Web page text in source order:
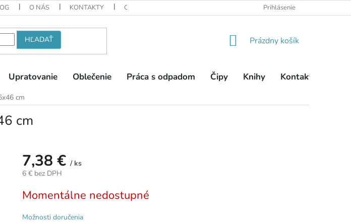
O NÁS KONTAKTY OBCHODNÉ PODMIENKY PODMIENKY OCHRANY OSOBNÝCH
Prihlásenie
HĽADAŤ
NÁKUPNÝ
Prázdny košík
Upratovanie Oblečenie Práca s odpadom Čipy Knihy Kontakty
cm
cm
7,38 € / ks
6 € bez DPH
cena:
Momentálne nedostupné
Možnosti doručenia